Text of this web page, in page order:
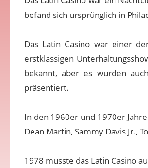
befand sich ursprünglich in
Das Latin Casino war einer
erstklassigen
bekannt, aber es wurden
präsentiert.
In den 1960er und 1970er
Dean Martin, Sammy Davis Jr.,
1978 musste das Latin Casino